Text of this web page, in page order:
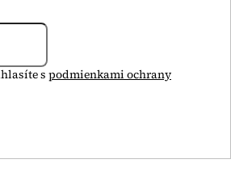
s podmienkami ochrany